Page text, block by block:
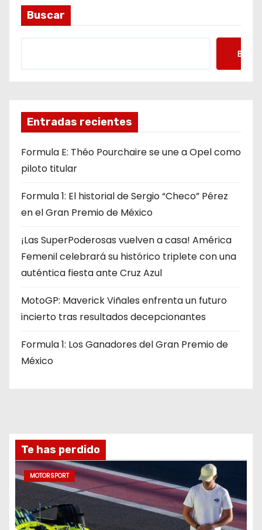
Buscar
Entradas recientes
Formula E: Théo Pourchaire se une a Opel como
piloto titular
Formula 1: El historial de Sergio “Checo” Pérez
en el Gran Premio de México
¡Las SuperPoderosas vuelven a casa! América
Femenil celebrará su histórico triplete con una
auténtica fiesta ante Cruz Azul
MotoGP: Maverick Viñales enfrenta un futuro
incierto tras resultados decepcionantes
Formula 1: Los Ganadores del Gran Premio de
México
Te has perdido
MOTORSPORT